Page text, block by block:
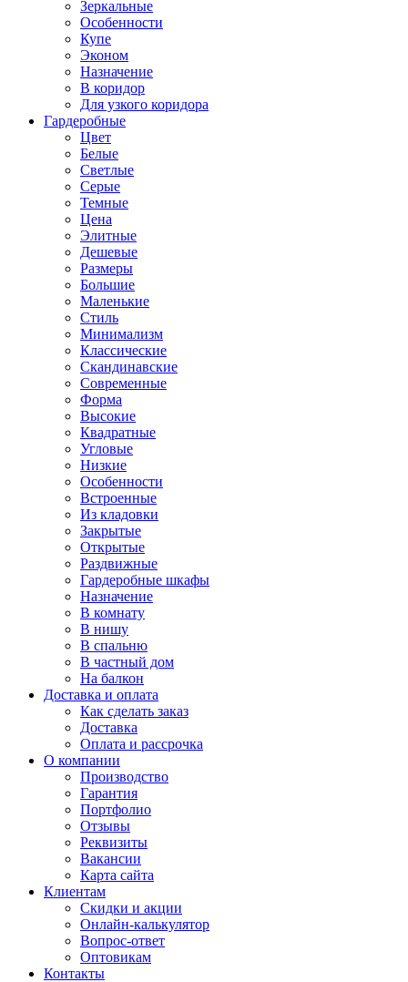
Зеркальные
Особенности
Купе
Эконом
Назначение
В коридор
Для узкого коридора
Гардеробные
Цвет
Белые
Светлые
Серые
Темные
Цена
Элитные
Дешевые
Размеры
Большие
Маленькие
Стиль
Минимализм
Классические
Скандинавские
Современные
Форма
Высокие
Квадратные
Угловые
Низкие
Особенности
Встроенные
Из кладовки
Закрытые
Открытые
Раздвижные
Гардеробные шкафы
Назначение
В комнату
В нишу
В спальню
В частный дом
На балкон
Доставка и оплата
Как сделать заказ
Доставка
Оплата и рассрочка
О компании
Производство
Гарантия
Портфолио
Отзывы
Реквизиты
Вакансии
Карта сайта
Клиентам
Скидки и акции
Онлайн-калькулятор
Вопрос-ответ
Оптовикам
Контакты